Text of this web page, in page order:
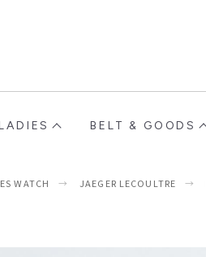
BELT & GOODS
WATCH JAEGER LECOULTRE